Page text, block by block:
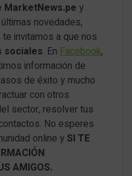
MarketNews.pe y
novedades,
invitamos a que nos
sociales. EnFacebook,
información de
de éxito y mucho
con otros
sector, resolver tus
No esperes
online y SI TE
AMIGOS.